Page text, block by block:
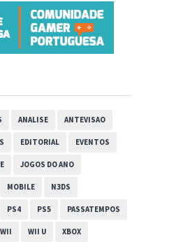
ANALISE ANTEVISAO
EDITORIAL EVENTOS
JOGOS DO ANO
MOBILE N3DS
PS4 PS5 PASSATEMPOS
WII WII U XBOX